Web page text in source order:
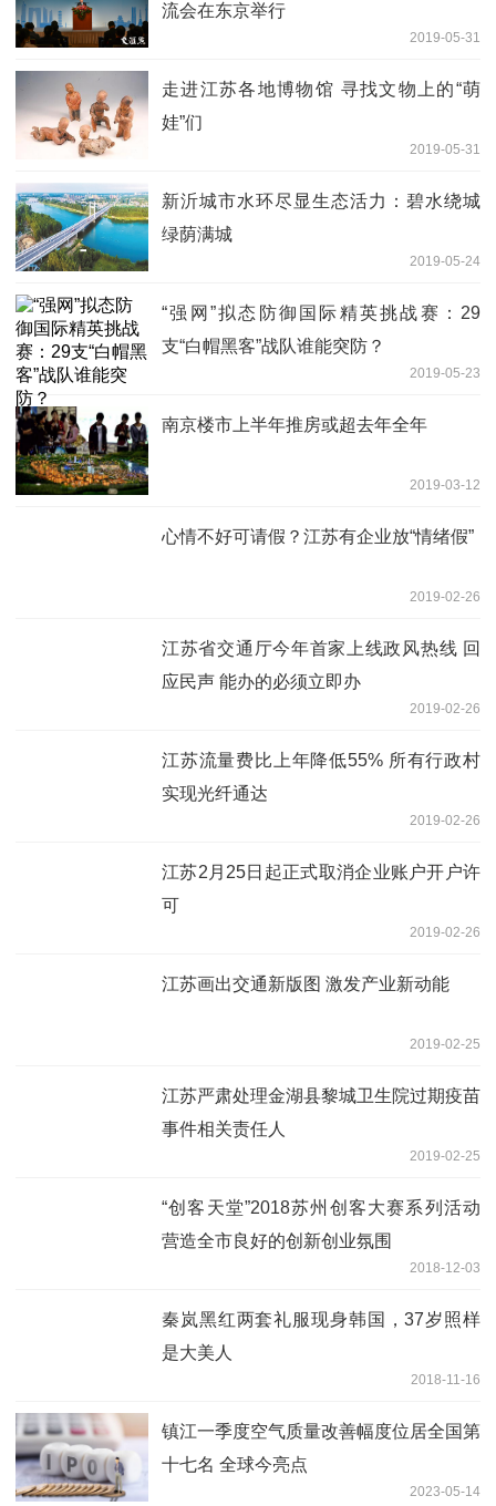
流会在东京举行
2019-05-31
走进江苏各地博物馆 寻找文物上的“萌
娃”们
2019-05-31
新沂城市水环尽显生态活力：碧水绕城
绿荫满城
2019-05-24
“强网”拟态防御国际精英挑战赛：29
支“白帽黑客”战队谁能突防？
2019-05-23
南京楼市上半年推房或超去年全年
2019-03-12
心情不好可请假？江苏有企业放“情绪假”
2019-02-26
江苏省交通厅今年首家上线政风热线 回
应民声 能办的必须立即办
2019-02-26
江苏流量费比上年降低55% 所有行政村
实现光纤通达
2019-02-26
江苏2月25日起正式取消企业账户开户许
可
2019-02-26
江苏画出交通新版图 激发产业新动能
2019-02-25
江苏严肃处理金湖县黎城卫生院过期疫苗
事件相关责任人
2019-02-25
“创客天堂”2018苏州创客大赛系列活动
营造全市良好的创新创业氛围
2018-12-03
秦岚黑红两套礼服现身韩国，37岁照样
是大美人
2018-11-16
镇江一季度空气质量改善幅度位居全国第
十七名 全球今亮点
2023-05-14